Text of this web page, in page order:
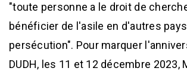
"toute personne a le droit de
bénéficier de l'asile en d'autres
persécution". Pour marquer
DUDH, les 11 et 12 décembre 2023,